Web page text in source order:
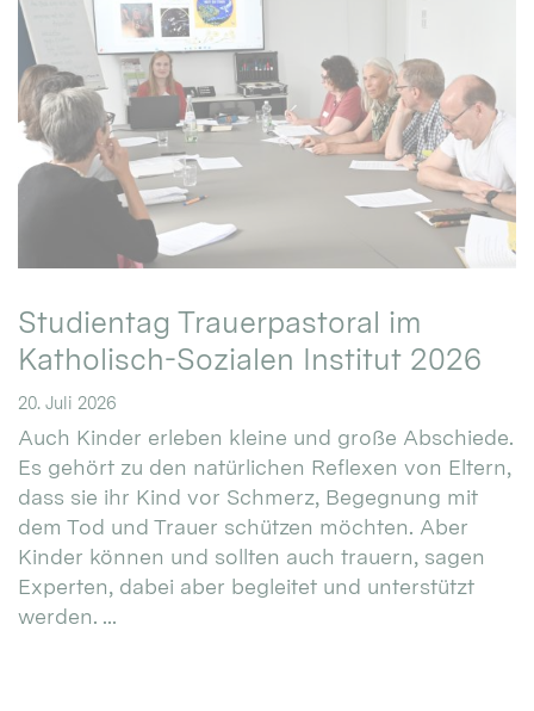
Studientag Trauerpastoral im
Katholisch-Sozialen Institut 2026
20. Juli 2026
Auch Kinder erleben kleine und große Abschiede.
Es gehört zu den natürlichen Reflexen von Eltern,
dass sie ihr Kind vor Schmerz, Begegnung mit
dem Tod und Trauer schützen möchten. Aber
Kinder können und sollten auch trauern, sagen
Experten, dabei aber begleitet und unterstützt
werden. ...